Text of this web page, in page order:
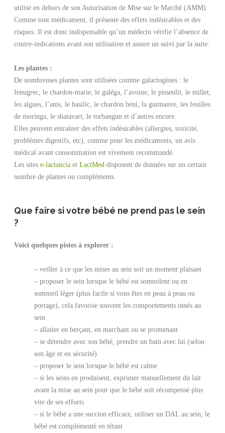
utilisé en dehors de son Autorisation de Mise sur le Marché (AMM).
Comme tout médicament, il présente des effets indésirables et des
risques. Il est donc indispensable qu’un médecin vérifie l’absence de
contre-indications avant son utilisation et assure un suivi par la suite.
Les plantes :
De nombreuses plantes sont utilisées comme galactogènes : le
fenugrec, le chardon-marie, le galéga, l’avoine, le pissenlit, le millet,
les algues, l’anis, le basilic, le chardon béni, la guimauve, les feuilles
de moringa, le shatavari, le torbangun et d’autres encore.
Elles peuvent entraîner des effets indésirables (allergies, toxicité,
problèmes digestifs, etc), comme pour les médicaments, un avis
médical avant consommation est vivement recommandé.
Les sites e-lactanciaet LactMed disposent de données sur un certain
nombre de plantes ou compléments.
Que faire si votre bébé ne prend pas le sein
?
Voici quelques pistes à explorer :
– veiller à ce que les mises au sein soit un moment plaisant
– proposer le sein lorsque le bébé est somnolent ou en
sommeil léger (plus facile si vous êtes en peau à peau ou
portage), cela favorise souvent les comportements innés au
sein
– allaiter en berçant, en marchant ou se promenant
– se détendre avec son bébé, prendre un bain avec lui (selon
son âge et en sécurité)
– proposer le sein lorsque le bébé est calme
– si les seins en produisent, exprimer manuellement du lait
avant la mise au sein pour que le bébé soit récompensé plus
vite de ses efforts
– si le bébé a une succion efficace, utiliser un DAL au sein, le
bébé est complémenté en tétant